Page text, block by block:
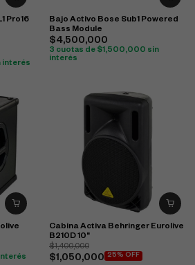
Pro16
interés
Bajo Activo Bose Sub1 Powered
Bass Module
$4,500,000
3 cuotas de $1,500,000 sin
interés
Cabina Activa Behringer Eurolive
B210D 10"
$1,400,000
$1,050,000 25% OFF